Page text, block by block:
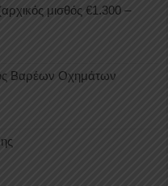
μισθός €1.300 –
Βαρέων Οχημάτων